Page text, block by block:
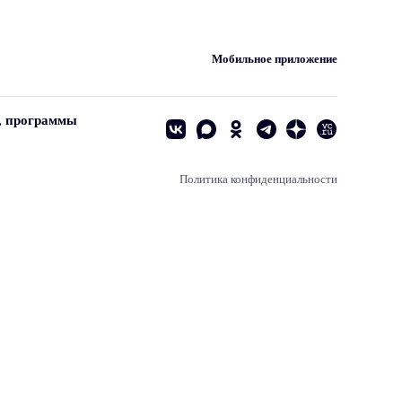
Мобильное приложение
программы
Политика конфиденциальности